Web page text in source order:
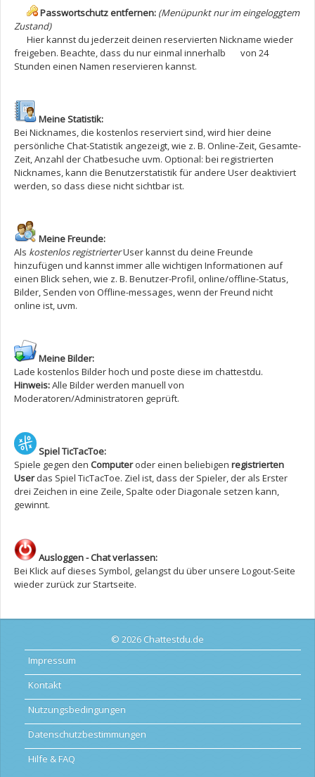
Passwortschutz entfernen: (Menüpunkt nur im eingeloggtem
Zustand)
Hier kannst du jederzeit deinen reservierten Nickname wieder
freigeben. Beachte, dass du nur einmal innerhalb von 24
Stunden einen Namen reservieren kannst.
Meine Statistik:
Bei Nicknames, die kostenlos reserviert sind, wird hier deine
persönliche Chat-Statistik angezeigt, wie z. B. Online-Zeit, Gesamte-
Zeit, Anzahl der Chatbesuche uvm. Optional: bei registrierten
Nicknames, kann die Benutzerstatistik für andere User deaktiviert
werden, so dass diese nicht sichtbar ist.
Meine Freunde:
Als kostenlos registrierterUser kannst du deine Freunde
hinzufügen und kannst immer alle wichtigen Informationen auf
einen Blick sehen, wie z. B. Benutzer-Profil, online/offline-Status,
Bilder, Senden von Offline-messages, wenn der Freund nicht
online ist, uvm.
Meine Bilder:
Lade kostenlos Bilder hoch und poste diese im chattestdu.
Hinweis:Alle Bilder werden manuell von
Moderatoren/Administratoren geprüft.
Spiel TicTacToe:
Spiele gegen den Computeroder einen beliebigen registrierten
Userdas Spiel TicTacToe. Ziel ist, dass der Spieler, der als Erster
drei Zeichen in eine Zeile, Spalte oder Diagonale setzen kann,
gewinnt.
Ausloggen - Chat verlassen:
Bei Klick auf dieses Symbol, gelangst du über unsere Logout-Seite
wieder zurück zur Startseite.
© 2026 Chattestdu.de
Impressum
Kontakt
Nutzungsbedingungen
Datenschutzbestimmungen
Hilfe & FAQ